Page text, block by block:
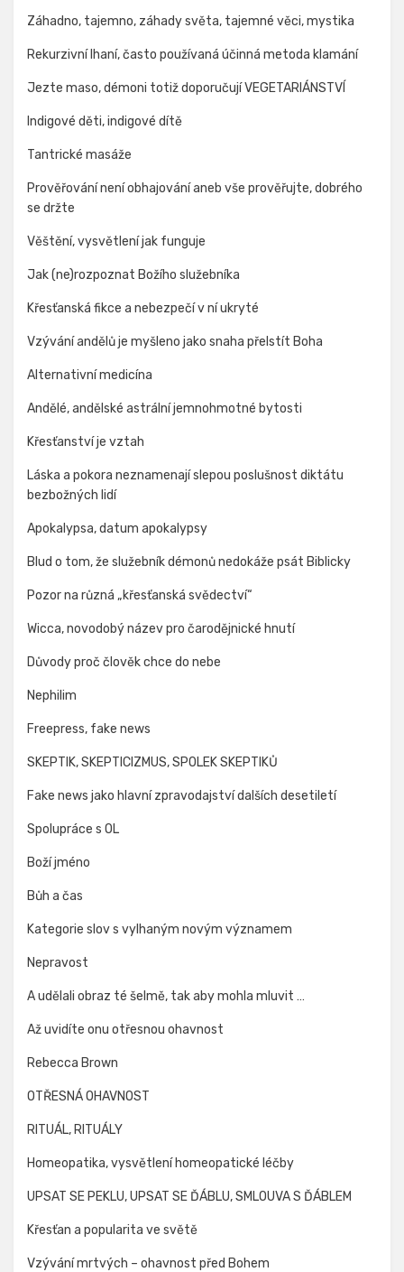
Záhadno, tajemno, záhady světa, tajemné věci, mystika
Rekurzivní lhaní, často používaná účinná metoda klamání
Jezte maso, démoni totiž doporučují VEGETARIÁNSTVÍ
Indigové děti, indigové dítě
Tantrické masáže
Prověřování není obhajování aneb vše prověřujte, dobrého
se držte
Věštění, vysvětlení jak funguje
Jak (ne)rozpoznat Božího služebníka
Křesťanská fikce a nebezpečí v ní ukryté
Vzývání andělů je myšleno jako snaha přelstít Boha
Alternativní medicína
Andělé, andělské astrální jemnohmotné bytosti
Křesťanství je vztah
Láska a pokora neznamenají slepou poslušnost diktátu
bezbožných lidí
Apokalypsa, datum apokalypsy
Blud o tom, že služebník démonů nedokáže psát Biblicky
Pozor na různá „křesťanská svědectví“
Wicca, novodobý název pro čarodějnické hnutí
Důvody proč člověk chce do nebe
Nephilim
Freepress, fake news
SKEPTIK, SKEPTICIZMUS, SPOLEK SKEPTIKŮ
Fake news jako hlavní zpravodajství dalších desetiletí
Spolupráce s OL
Boží jméno
Bůh a čas
Kategorie slov s vylhaným novým významem
Nepravost
A udělali obraz té šelmě, tak aby mohla mluvit …
Až uvidíte onu otřesnou ohavnost
Rebecca Brown
OTŘESNÁ OHAVNOST
RITUÁL, RITUÁLY
Homeopatika, vysvětlení homeopatické léčby
UPSAT SE PEKLU, UPSAT SE ĎÁBLU, SMLOUVA S ĎÁBLEM
Křesťan a popularita ve světě
Vzývání mrtvých – ohavnost před Bohem